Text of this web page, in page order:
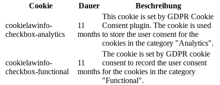
Cookie
Dauer Beschreibung
cookielawinfo-
checkbox-analytics
11
months
This cookie is set by GDPR Cookie
Consent plugin. The cookie is used
to store the user consent for the
cookies in the category "Analytics".
cookielawinfo-
checkbox-functional
11
months
The cookie is set by GDPR cookie
consent to record the user consent
for the cookies in the category
"Functional".